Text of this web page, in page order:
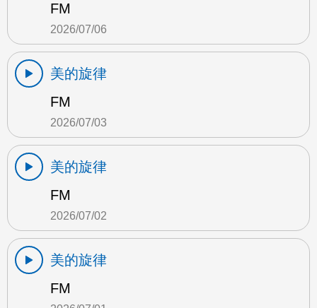
FM
2026/07/06
美的旋律
FM
2026/07/03
美的旋律
FM
2026/07/02
美的旋律
FM